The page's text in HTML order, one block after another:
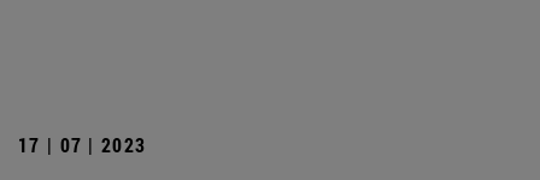
17 | 07 | 2023